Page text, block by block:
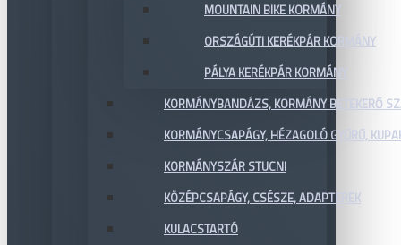
MOUNTAIN BIKE KORMÁNY
ORSZÁGÚTI KERÉKPÁR KORMÁNY
PÁLYA KERÉKPÁR KORMÁNY
KORMÁNYBANDÁZS, KORMÁNY BETEKERŐ
KORMÁNYCSAPÁGY, HÉZAGOLÓ GYŰRŰ,
KORMÁNYSZÁR STUCNI
KÖZÉPCSAPÁGY, CSÉSZE, ADAPTEREK
KULACSTARTÓ